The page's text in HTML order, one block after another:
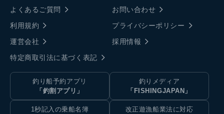
よくあるご質問
お問い合わせ
利用規約
プライバシーポリシー
運営会社
採用情報
特定商取引法に基づく表記
釣り船予約アプリ
「釣割アプリ」
釣りメディア
「FISHINGJAPAN」
1秒記入の乗船名簿
改正遊漁船業法に対応